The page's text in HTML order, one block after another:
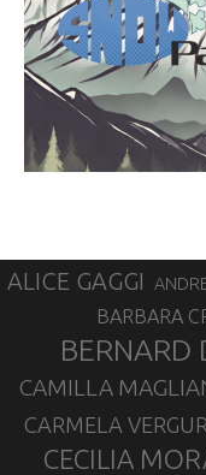
ALICE GAGGI
BARBARA
BERNARD
CAMILLA
CARMELA
CECILIA